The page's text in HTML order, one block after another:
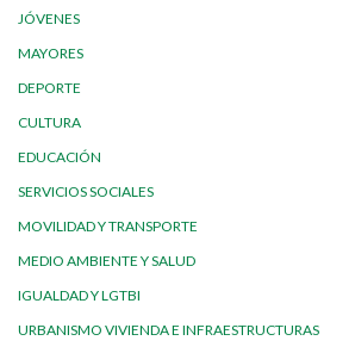
JÓVENES
MAYORES
DEPORTE
CULTURA
EDUCACIÓN
SERVICIOS SOCIALES
MOVILIDAD Y TRANSPORTE
MEDIO AMBIENTE Y SALUD
IGUALDAD Y LGTBI
URBANISMO VIVIENDA E INFRAESTRUCTURAS